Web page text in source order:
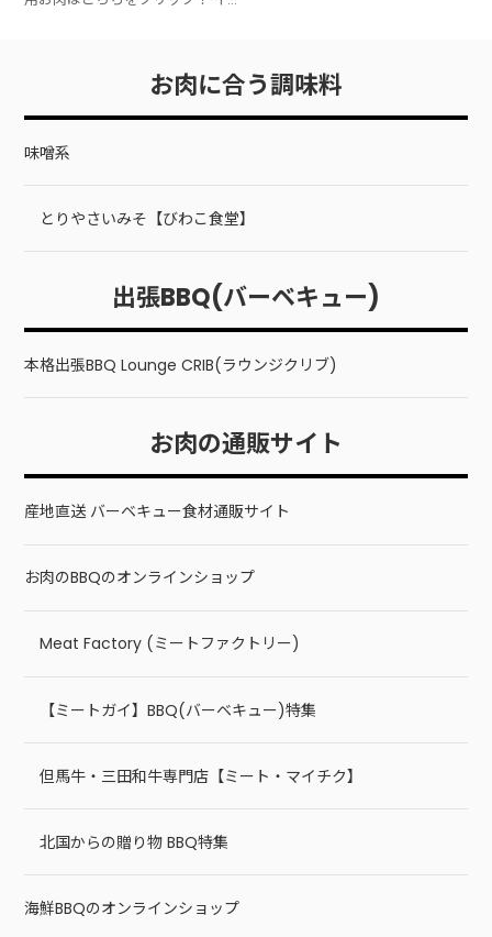
ク！ イオンスタイル バーベキュ
ーグリル キャプテンスタッグお肉に合う調味料
味噌系
とりやさいみそ【びわこ食堂】
出張BBQ(バーベキュー)
本格出張BBQ Lounge CRIB(ラウンジクリブ)
お肉の通販サイト
産地直送 バーベキュー食材通販サイト
お肉のBBQのオンラインショップ
Meat Factory (ミートファクトリー)
【ミートガイ】BBQ(バーベキュー)特集
但馬牛・三田和牛専門店【ミート・マイチク】
北国からの贈り物 BBQ特集
海鮮BBQのオンラインショップ